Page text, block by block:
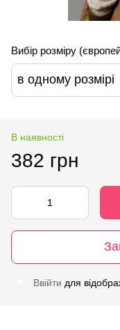
Вибір розміру
в одному розмірі
В наявності
382 грн
Ввійти для